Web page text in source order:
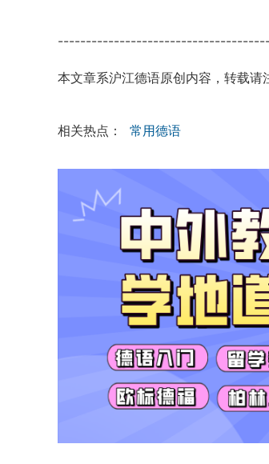
本文章系沪江德语原创内容，转载请
相关热点： 常用德语